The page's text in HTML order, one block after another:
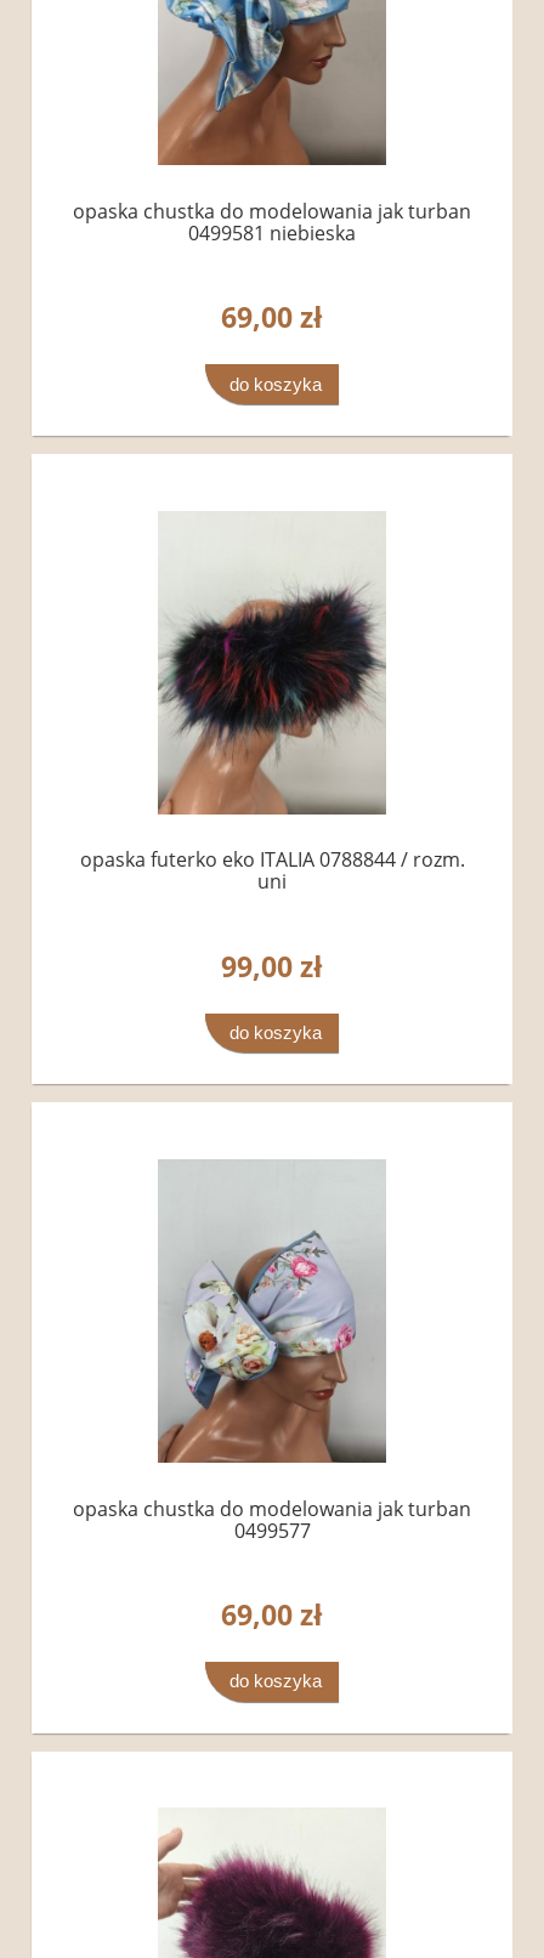
opaska chustka do modelowania jak turban
0499581 niebieska
69,00 zł
do koszyka
opaska futerko eko ITALIA 0788844 / rozm.
uni
99,00 zł
do koszyka
opaska chustka do modelowania jak turban
0499577
69,00 zł
do koszyka